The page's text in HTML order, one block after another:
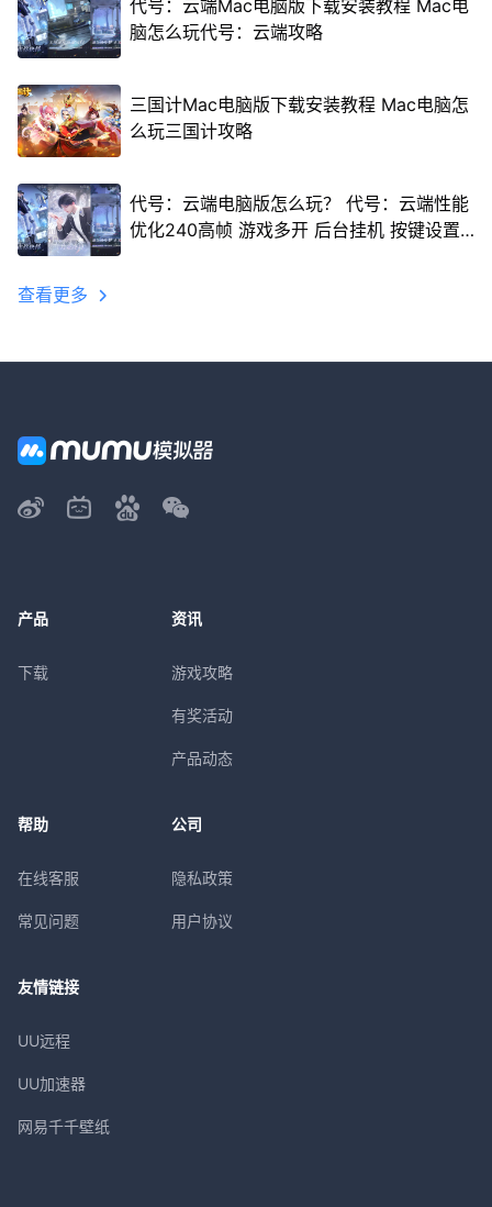
代号：云端Mac电脑版下载安装教程 Mac电
脑怎么玩代号：云端攻略
三国计Mac电脑版下载安装教程 Mac电脑怎
么玩三国计攻略
代号：云端电脑版怎么玩？ 代号：云端性能
优化240高帧 游戏多开 后台挂机 按键设置
查看更多
产品
下载
资讯
游戏攻略
有奖活动
产品动态
帮助
在线客服
常见问题
公司
隐私政策
用户协议
友情链接
UU远程
UU加速器
网易千千壁纸